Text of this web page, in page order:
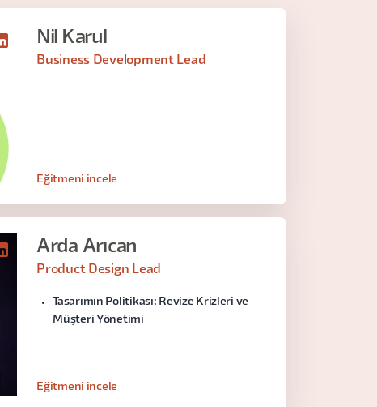
Nil Karul
Business Development Lead
Eğitmeni incele
Arda Arıcan
Product Design Lead
Tasarımın Politikası: Revize Krizleri ve
Müşteri Yönetimi
Eğitmeni incele